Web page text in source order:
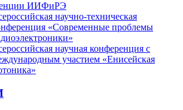
ИИФиРЭ
научно-техническая
«Современные проблемы
научная конференция с
участием «Енисейская